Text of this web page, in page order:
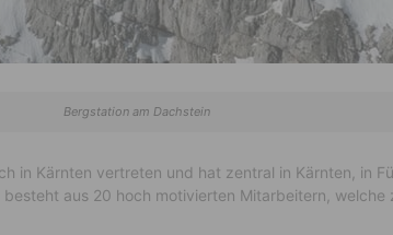
Bergstation am Dachstein
in Kärnten vertreten und hat zentral in Kärnten, in
aus 20 hoch motivierten Mitarbeitern, welche